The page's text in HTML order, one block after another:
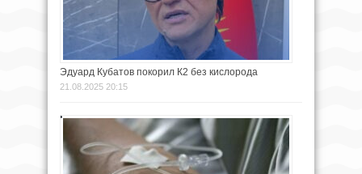
Эдуард Кубатов покорил К2 без кислорода
21.08.2025 20:15